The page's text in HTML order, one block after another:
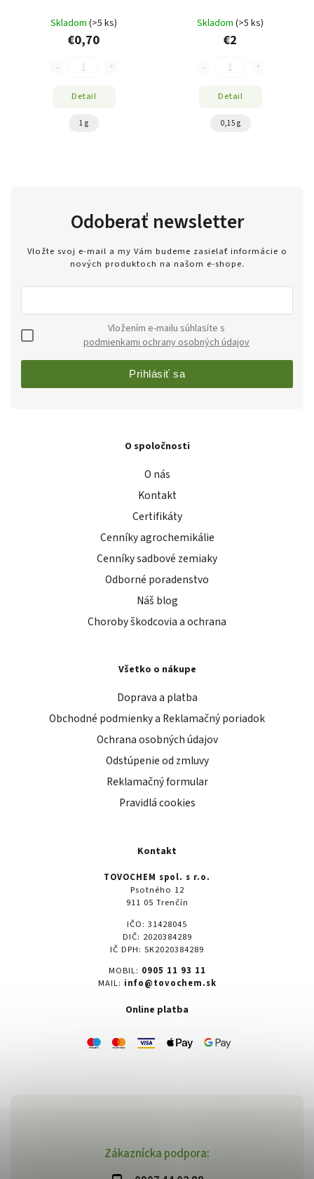
Skladom (>5 ks)
€0,70
Detail
1 g
Skladom (>5 ks)
€2
Detail
0,15 g
Zákaznícka podpora:
Odoberať newsletter
Vložte svoj e-mail a my Vám budeme zasielať informácie o
nových produktoch na našom e-shope.
podmienkami ochrany osobných údajov
Prihlásiť sa
O spoločnosti
O nás
Kontakt
Certifikáty
Cenníky agrochemikálie
Cenníky sadbové zemiaky
Odborné poradenstvo
Náš blog
Choroby škodcovia a ochrana
Všetko o nákupe
Doprava a platba
Obchodné podmienky a Reklamačný poriadok
Ochrana osobných údajov
Odstúpenie od zmluvy
Reklamačný formular
Pravidlá cookies
Kontakt
TOVOCHEM spol. s r.o.
Psotného 12
911 05 Trenčín
IČO: 31428045
DIČ: 2020384289
IČ DPH: SK2020384289
MOBIL: 0905 11 93 11
MAIL: info@tovochem.sk
Online platba